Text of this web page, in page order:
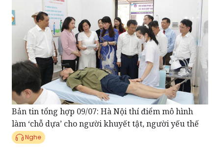
Bản tin tổng hợp 09/07: Hà Nội thí điểm mô hình
làm ‘chỗ dựa’ cho người khuyết tật, người yếu thế
Nghe